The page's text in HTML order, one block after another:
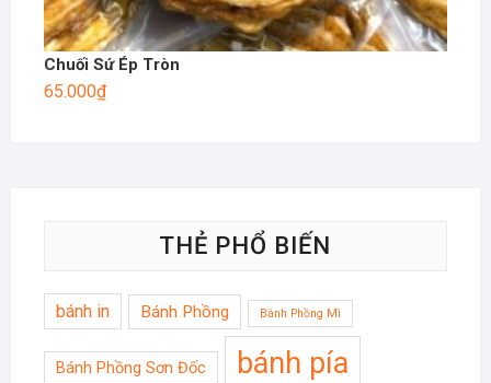
Chuối Sứ Ép Tròn
65.000₫
THẺ PHỔ BIẾN
bánh in Bánh Phồng Bánh Phồng Mì
Bánh Phồng Sơn Đốc bánh pía